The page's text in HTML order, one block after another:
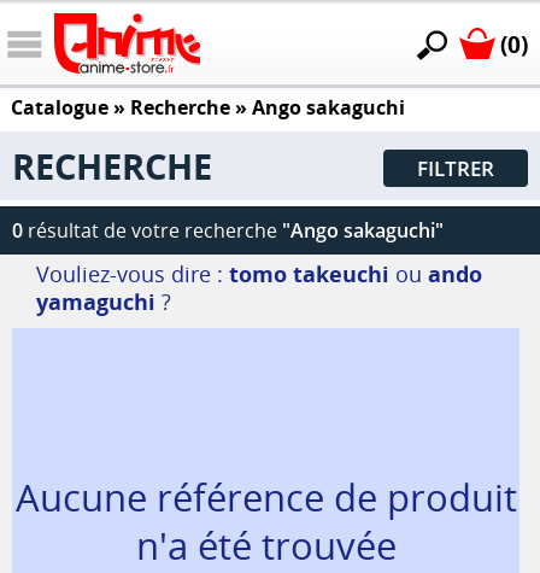
(0)
Catalogue» Recherche » Ango sakaguchi
RECHERCHE FILTRER
0 résultat de votre recherche "Ango sakaguchi"
Vouliez-vous dire : tomo takeuchi ou ando
yamaguchi ?
Aucune référence de produit
n'a été trouvée